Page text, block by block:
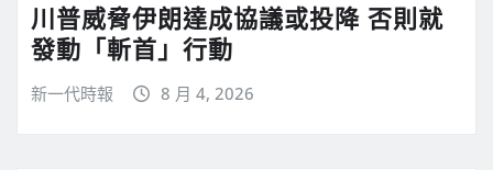
川普威脅伊朗達成協議或投降 否則就
發動「斬首」行動
新一代時報 8 月 4, 2026